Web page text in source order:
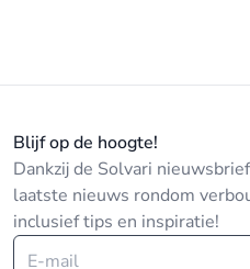
Blijf op de hoogte!
Dankzij de Solvari
laatste nieuws rondom
inclusief tips en inspiratie!